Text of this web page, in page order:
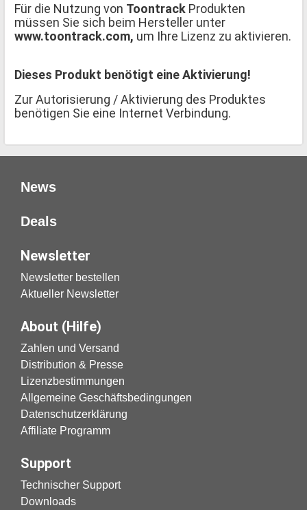
Für die Nutzung von Toontrack Produkten
müssen Sie sich beim Hersteller unter
www.toontrack.com, um Ihre Lizenz zu aktivieren.
Dieses Produkt benötigt eine Aktivierung!
Zur Autorisierung / Aktivierung des Produktes
benötigen Sie eine Internet Verbindung.
News
Deals
Newsletter
Newsletter bestellen
Aktueller Newsletter
About (Hilfe)
Zahlen und Versand
Distribution & Presse
Lizenzbestimmungen
Allgemeine Geschäftsbedingungen
Datenschutzerklärung
Affiliate Programm
Support
Technischer Support
Downloads